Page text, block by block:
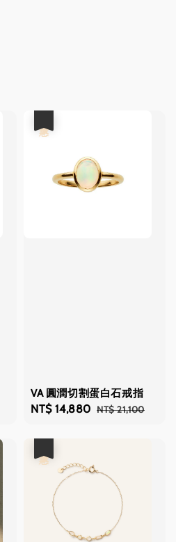
VA 圓潤切割蛋白石戒指
Sale
NT$ 14,880 Regular
NT$ 21,100